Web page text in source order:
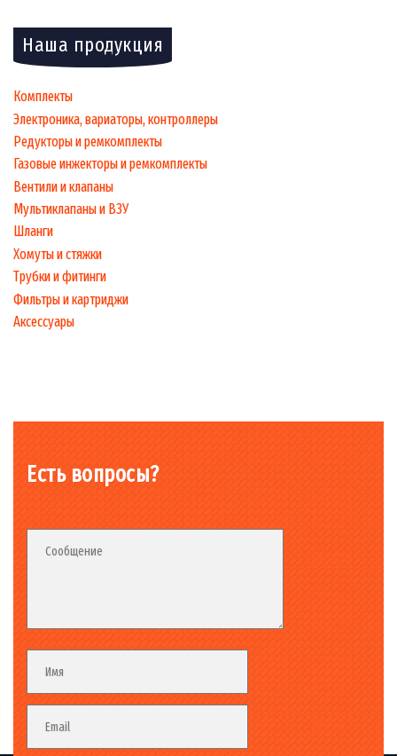
Наша продукция
Комплекты
Электроника, вариаторы, контроллеры
Редукторы и ремкомплекты
Газовые инжекторы и ремкомплекты
Вентили и клапаны
Мультиклапаны и ВЗУ
Шланги
Хомуты и стяжки
Трубки и фитинги
Фильтры и картриджи
Аксессуары
Есть вопросы?
Fieldset
Сообщение
Fieldset
Имя
Email